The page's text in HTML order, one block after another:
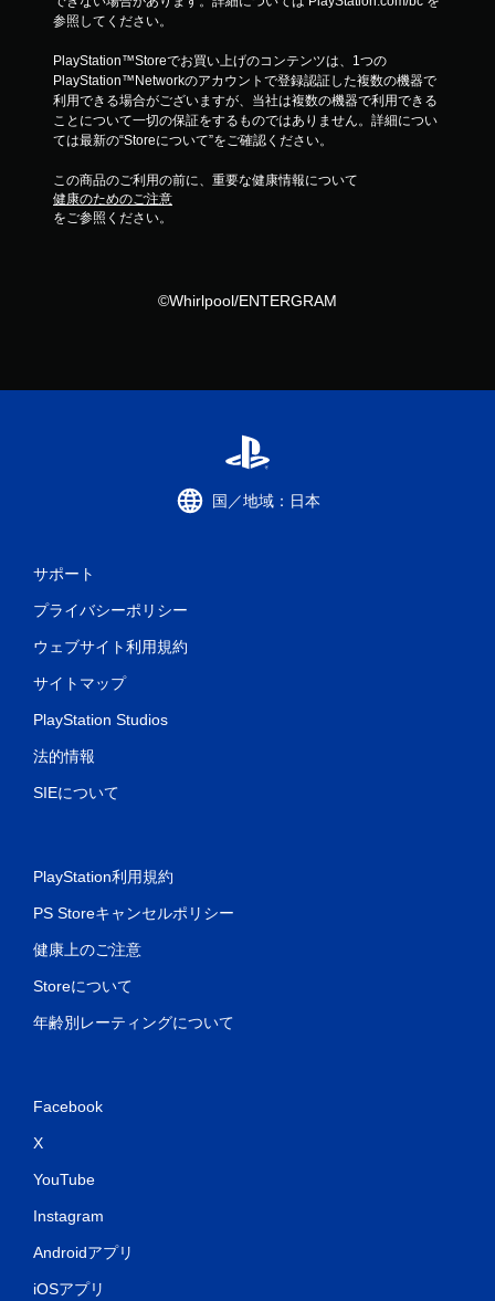
参照してください。
PlayStation™Storeでお買い上げのコンテンツは、1つの
PlayStation™Networkのアカウントで登録認証した複数の機器で
利用できる場合がございますが、当社は複数の機器で利用できる
ことについて一切の保証をするものではありません。詳細につい
ては最新の“Storeについて”をご確認ください。
この商品のご利用の前に、重要な健康情報について
健康のためのご注意
をご参照ください。
©Whirlpool/ENTERGRAM
国／地域：日本
サポート
プライバシーポリシー
ウェブサイト利用規約
サイトマップ
PlayStation Studios
法的情報
SIEについて
PlayStation利用規約
PS Storeキャンセルポリシー
健康上のご注意
Storeについて
年齢別レーティングについて
Facebook
X
YouTube
Instagram
Androidアプリ
iOSアプリ